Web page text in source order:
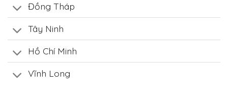
Đồng Tháp
Tây Ninh
Hồ Chí Minh
Vĩnh Long